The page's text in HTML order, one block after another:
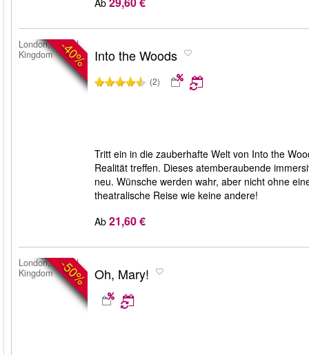
-40%
London, United
Kingdom
Into the Woods
(2)
Tritt ein in die zauberhafte Welt von Into the
Realität treffen. Dieses atemberaubende
neu. Wünsche werden wahr, aber nicht ohne
theatralische Reise wie keine andere!
Ab 21,60 €
-50%
London, United
Kingdom
Oh, Mary!